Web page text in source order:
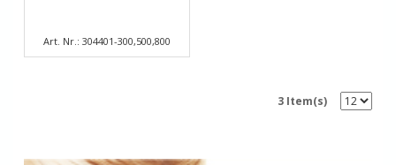
Art. Nr.: 304401-300,500,800
3 Item(s)